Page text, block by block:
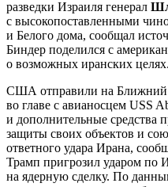
разведки Израиля генерал
с высокопоставленными
и Белого дома, сообщал
Биндер поделился с
о возможных иранских целях.
США отправили на Ближний
во главе с авианосцем USS
и дополнительные средства
защиты своих объектов и
ответного удара Ирана,
Трамп пригрозил ударом по
на ядерную сделку. По